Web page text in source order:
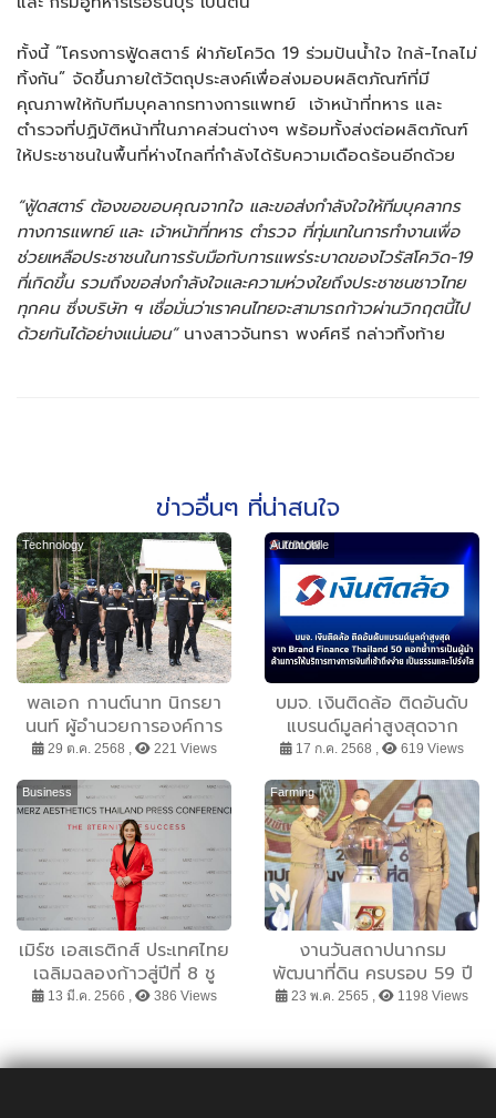
ทั้งนี้ “โครงการฟู้ดสตาร์ ฝ่าภัยโควิด 19 ร่วมปันน้ำใจ ใกล้-ไกลไม่
ทิ้งกัน” จัดขึ้นภายใต้วัตถุประสงค์เพื่อส่งมอบผลิตภัณฑ์ที่มี
คุณภาพให้กับทีมบุคลากรทางการแพทย์ เจ้าหน้าที่ทหาร และ
ตำรวจที่ปฏิบัติหน้าที่ในภาคส่วนต่างๆ พร้อมทั้งส่งต่อผลิตภัณฑ์
ให้ประชาชนในพื้นที่ห่างไกลที่กำลังได้รับความเดือดร้อนอีกด้วย
“ฟู้ดสตาร์ ต้องขอขอบคุณจากใจ และขอส่งกำลังใจให้ทีมบุคลากร
ทางการแพทย์ และ เจ้าหน้าที่ทหาร ตำรวจ ที่ทุ่มเทในการทำงานเพื่อ
ช่วยเหลือประชาชนในการรับมือกับการแพร่ระบาดของไวรัสโควิด-19
ที่เกิดขึ้น รวมถึงขอส่งกำลังใจและความห่วงใยถึงประชาชนชาวไทย
ทุกคน ซึ่งบริษัท ฯ เชื่อมั่นว่าเราคนไทยจะสามารถก้าวผ่านวิกฤตนี้ไป
ด้วยกันได้อย่างแน่นอน”นางสาวจันทรา พงศ์ศรี กล่าวทิ้งท้าย
ข่าวอื่นๆ ที่น่าสนใจ
Technology
พลเอก กานต์นาท นิกรยา
นนท์ ผู้อำนวยการองค์การ
สงเคราะห์ทหารผ่านศึก
พร้อมคณะ เยี่ยมเยียน มอบ
สิ่งของบำรุงขวัญให้แก่ทหาร
ณ ฐานปฏิบัติการช่องอาน
ม้า อำเภอน้ำยืน จังหวัด
อุบลราชธานี
29 ต.ค. 2568 , 221 Views
Automobile
บมจ. เงินติดล้อ ติดอันดับ
แบรนด์มูลค่าสูงสุดจาก
Brand Finance Thailand
50 ตอกย้ำการเป็นผู้นำด้าน
การให้บริการทางการเงินที่
เข้าถึงง่าย เป็นธรรมและ
โปร่งใส
17 ก.ค. 2568 , 619 Views
Business
เมิร์ซ เอสเธติกส์ ประเทศไทย
เฉลิมฉลองก้าวสู่ปีที่ 8 ชู
กลยุทธ์รับเทรนด์ผู้บริโภคยุค
13 มี.ค. 2566 , 386 Views
Farming
งานวันสถาปนากรม
พัฒนาที่ดิน ครบรอบ 59 ปี
“ทีมดี ดินดี 59 ปี กรม
23 พ.ค. 2565 , 1198 Views